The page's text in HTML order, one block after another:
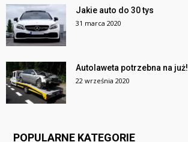
Jakie auto do 30 tys
31 marca 2020
Autolaweta potrzebna na już!
22 września 2020
POPULARNE KATEGORIE